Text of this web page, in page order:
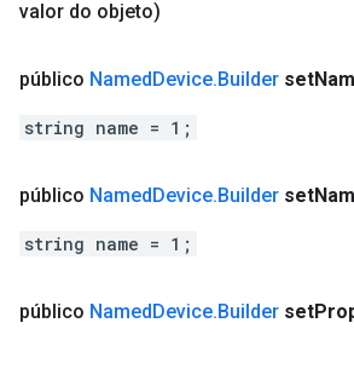
valor do objeto)
público NamedDevice.Builder set
string name = 1;
público NamedDevice.Builder set
string name = 1;
público NamedDevice.Builder set